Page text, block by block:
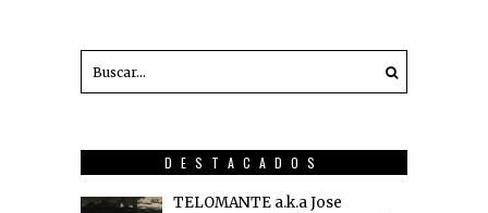
DESTACADOS
TELOMANTE a.k.a Jose